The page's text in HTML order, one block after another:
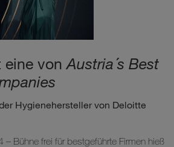
eine von Austria´s Best
Hygienehersteller von Deloitte
Bühne frei für bestgeführte Firmen hieß